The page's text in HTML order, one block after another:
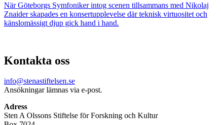
När Göteborgs Symfoniker intog scenen tillsammans med Nikolaj
Znaider skapades en konsertupplevelse där teknisk virtuositet och
känslomässigt djup gick hand i hand.
Kontakta oss
info@stenastiftelsen.se
Ansökningar lämnas via e-post.
Adress
Sten A Olssons Stiftelse för Forskning och Kultur